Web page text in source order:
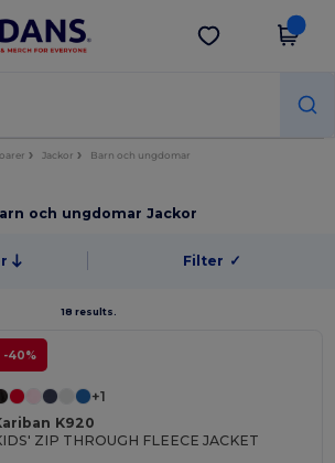
app
i appen!
Hämta app
Jackor Barn och ungdomar
och ungdomar Jackor
Filter ✓
18 results.
-40%
+1
K920
ZIP THROUGH FLEECE JACKET